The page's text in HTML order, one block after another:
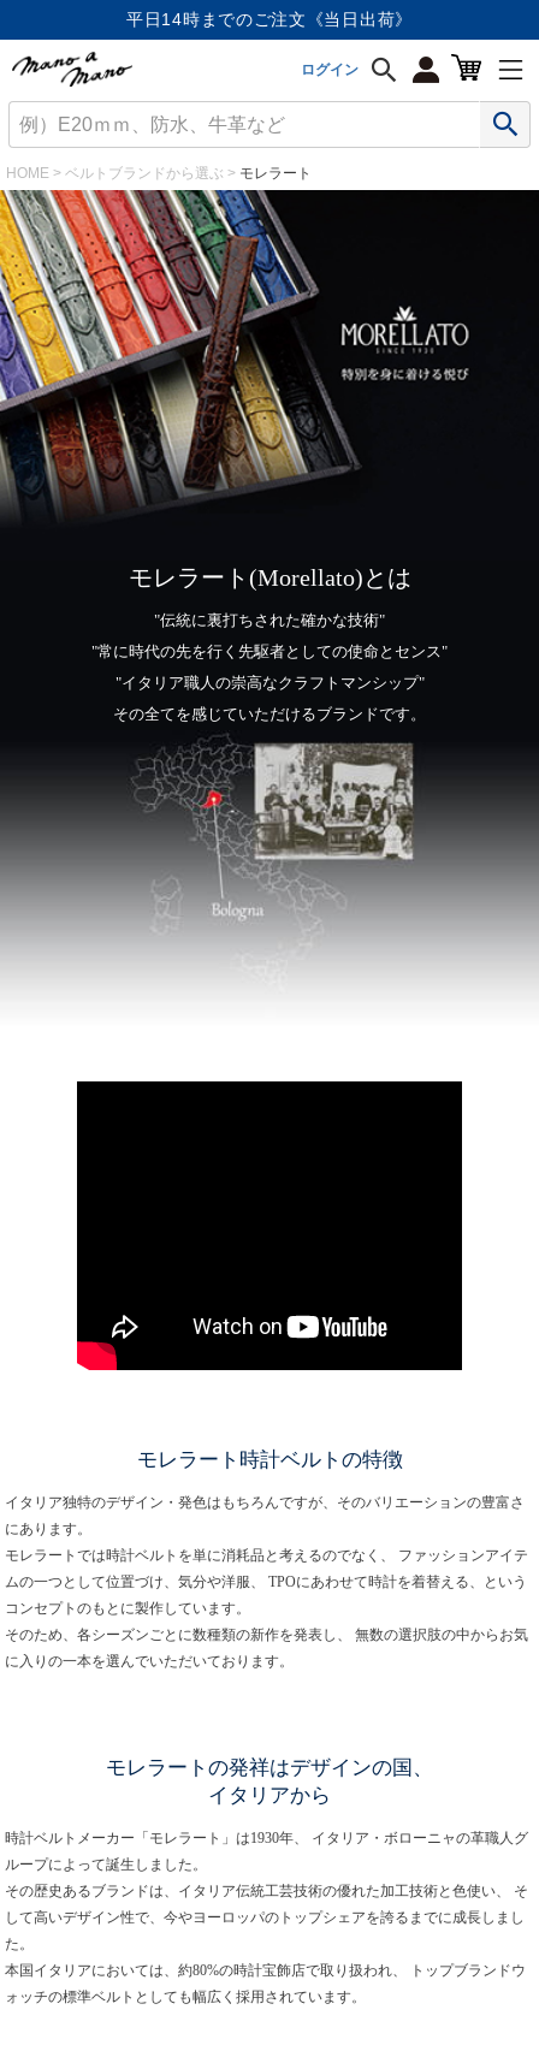
平日14時までのご注文《当日出荷》
ログイン
HOME ベルトブランドから選ぶ モレラート
モレラート(Morellato)とは
"伝統に裏打ちされた確かな技術"
"常に時代の先を行く先駆者としての使命とセンス"
"イタリア職人の崇高なクラフトマンシップ"
その全てを感じていただけるブランドです。
モレラート時計ベルトの特徴
イタリア独特のデザイン・発色はもちろんですが、そのバリエーションの豊富さ
にあります。
モレラートでは時計ベルトを単に消耗品と考えるのでなく、 ファッションアイテ
ムの一つとして位置づけ、気分や洋服、 TPOにあわせて時計を着替える、という
コンセプトのもとに製作しています。
そのため、各シーズンごとに数種類の新作を発表し、 無数の選択肢の中からお気
に入りの一本を選んでいただいております。
モレラートの発祥はデザインの国、
イタリアから
時計ベルトメーカー「モレラート」は1930年、 イタリア・ボローニャの革職人グ
ループによって誕生しました。
その歴史あるブランドは、イタリア伝統工芸技術の優れた加工技術と色使い、 そ
して高いデザイン性で、今やヨーロッパのトップシェアを誇るまでに成長しまし
た。
本国イタリアにおいては、約80%の時計宝飾店で取り扱われ、 トップブランドウ
ォッチの標準ベルトとしても幅広く採用されています。